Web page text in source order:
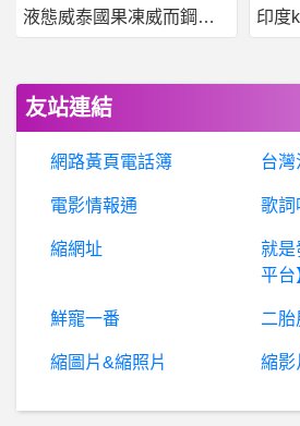
密室逃脫 - 逃脫遊戲- 請問高雄
棒球- 王柏融這顆
速食- 麥當勞的醬哪個好吃 麥
房屋交易- 預售屋兩房格局請益
新世紀福音戰士(陽光沙灘BBS
液態威泰國果凍威而鋼哪裡買
友站連結
網路黃頁電話簿 台灣
電影情報通 歌詞
縮網址
就是
平台
鮮寵一番 二胎
縮圖片&縮照片 縮影